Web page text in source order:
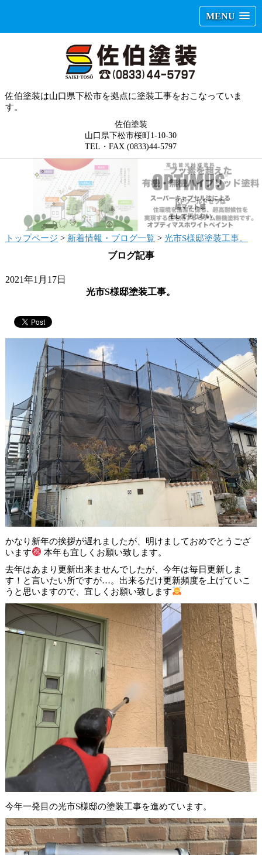
MENU
佐伯塗装は山口県下松市を拠点に塗装工事をおこなっていま
す。
佐伯塗装
山口県下松市桜町1-10-30
TEL・FAX (0833)44-5797
トップページ > 新着情報・ブログ一覧> 光市S様邸塗装工事。
ブログ記事
2021年1月17日
光市S様邸塗装工事。
かなり新年の挨拶が遅れましたが、明けましておめでとうござ
います
本年も宜しくお願い致します。
去年はあまり更新出来ませんでしたが、今年は毎日更新しま
す！と言いたい所ですが…。出来るだけ更新頻度を上げていこ
うと思いますので、宜しくお願い致します
今年一発目の光市S様邸の塗装工事を進めています。